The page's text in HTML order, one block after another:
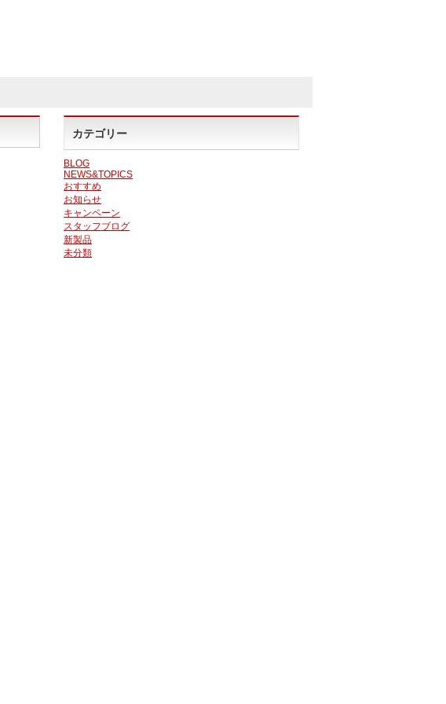
カテゴリー
BLOG
NEWS&TOPICS
おすすめ
お知らせ
キャンペーン
スタッフブログ
新製品
未分類